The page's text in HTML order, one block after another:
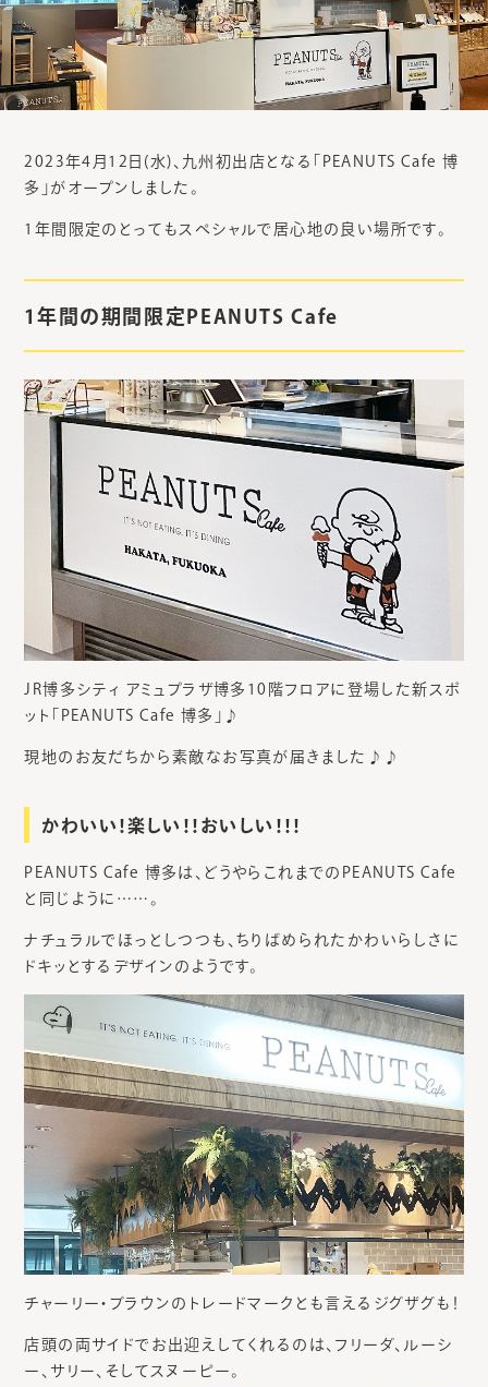
2023年4月12日(水)、九州初出店となる「PEANUTS Cafe 博
多」がオープンしました。
1年間限定のとってもスペシャルで居心地の良い場所です。
1年間の期間限定PEANUTS Cafe
JR博多シティ アミュプラザ博多10階フロアに登場した新スポ
ット「PEANUTS Cafe 博多」♪
現地のお友だちから素敵なお写真が届きました♪♪
かわいい！楽しい！！おいしい！！！
PEANUTS Cafe 博多は、どうやらこれまでのPEANUTS Cafe
と同じように……。
ナチュラルでほっとしつつも、ちりばめられたかわいらしさに
ドキッとするデザインのようです。
チャーリー・ブラウンのトレードマークとも言えるジグザグも！
店頭の両サイドでお出迎えしてくれるのは、フリーダ、ルーシ
ー、サリー、そしてスヌーピー。